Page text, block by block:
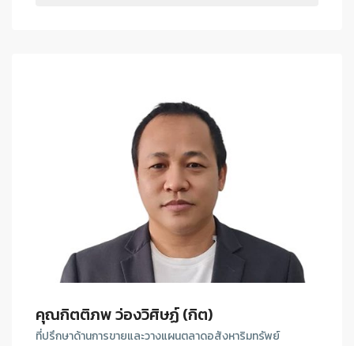
คุณกิตติภพ ว่องวิศิษฏ์ (กิต)
ที่ปรึกษาด้านการขายและวางแผนตลาดอสังหาริมทรัพย์